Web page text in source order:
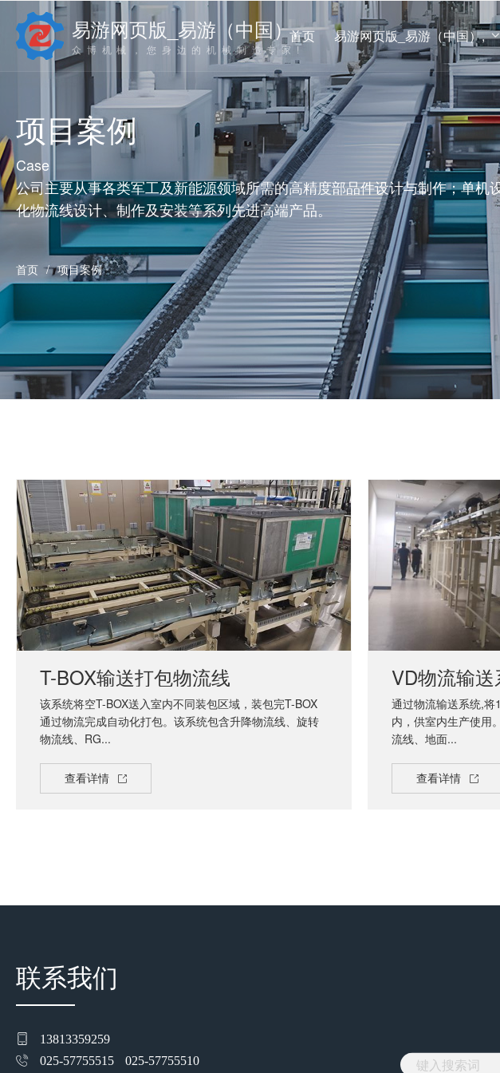
南京众博机械制造有限公司
Close menu
首页
4
Open submenu (易游网页版_易游（中国）,)
易游网页版_易游（中国）,
3
Open submenu (产品中心)
设备中心
项目案例
2
Open submenu (新闻中心)
新闻中心
2
Open submenu (联系我们)
易游网页版_易游（中国）,
众博机械，您身边的机械制造专家!
首页 易游网页版_易游（中国）,
易游网页版_易游（中国）, - About us
企业简介 荣誉资质 专利证书
产品中心 - Products
高精度零件加工 自动化设备 新能源部品及部
新闻中心 - News
公司动态 行业资讯
联系我们 - Contact us
联系信息 在线留言
项目案例
Case
公司主要从事各类军工及新能源领域所需的高精度部品件设计与制作；单机
化物流线设计、制作及安装等系列先进高端产品。
首页 / 项目案例
T-BOX输送打包物流线
该系统将空T-BOX送入室内不同装包区域，装包完T-BOX
通过物流完成自动化打包。该系统包含升降物流线、旋转
物流线、RG...
查看详情
VD物流输
通过物流输送系统,
内，供室内生产使用
流线、地面...
查看详情
联系我们
13813359259
025-57755515
025-57755510